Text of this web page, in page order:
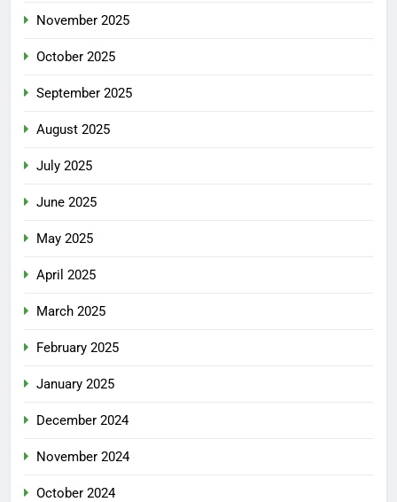
November 2025
October 2025
September 2025
August 2025
July 2025
June 2025
May 2025
April 2025
March 2025
February 2025
January 2025
December 2024
November 2024
October 2024